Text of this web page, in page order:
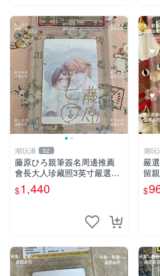
潮玩港 52
藤原ひろ親筆簽名周邊推薦
會長大人珍藏照3英寸嚴選女
仆紀念品 面簽收藏 會長大人
簽名照 女仆照 面簽收藏
$1,440
潮玩
嚴
留
藏
節
$